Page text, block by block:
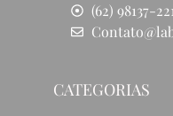
(62) 98137-
CATEGORIAS